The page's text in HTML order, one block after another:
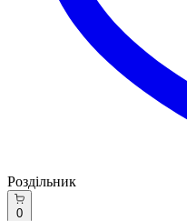
Роздільник
0